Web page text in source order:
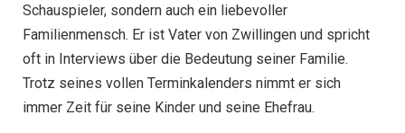
Schauspieler, sondern auch ein liebevoller
Familienmensch. Er ist Vater von Zwillingen und spricht
oft in Interviews über die Bedeutung seiner Familie.
Trotz seines vollen Terminkalenders nimmt er sich
immer Zeit für seine Kinder und seine Ehefrau.